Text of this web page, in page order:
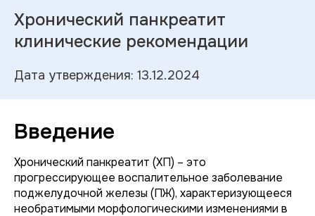
Хронический панкреатит
клинические рекомендации
Дата утверждения: 13.12.2024
Введение
Хронический панкреатит (ХП) – это
прогрессирующее воспалительное заболевание
поджелудочной железы (ПЖ), характеризующееся
необратимыми морфологическими изменениями в